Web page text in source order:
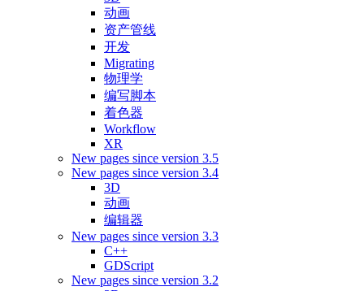
动画
资产管线
开发
Migrating
物理学
编写脚本
着色器
Workflow
XR
New pages since version 3.5
New pages since version 3.4
3D
动画
编辑器
New pages since version 3.3
C++
GDScript
New pages since version 3.2